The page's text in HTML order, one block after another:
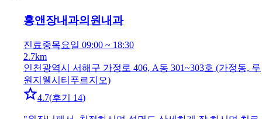
홍앤장내과의원 내과
진료중목요일 09:00 ~ 18:30
2.7km
인천광역시 서해구 가정로 406, A동 301~303호 (가정동, 루
원지웰시티푸르지오)
4.7(후기 14)